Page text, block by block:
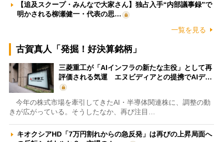
【追及スクープ・みんなで大家さん】独占入手“内部議事録”で
明かされる柳瀬健一・代表の思…
一覧を見る
古賀真人「発掘！好決算銘柄」
三菱重工が「AIインフラの新たな主役」として再
評価される気運 エヌビディアとの提携でAIデ…
今年の株式市場を牽引してきたAI・半導体関連株に、調整の動
きが広がっている。そうしたなか、再び注目…
キオクシアHD「7万円割れからの急反発」は再びの上昇局面へ